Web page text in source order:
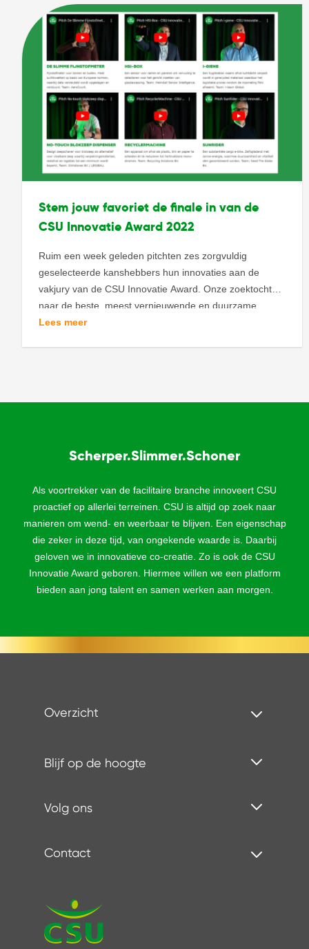
inzet […]
Stem jouw favoriet de finale in van de
CSU Innovatie Award 2022
Ruim een week geleden pitchten zes zorgvuldig
geselecteerde kanshebbers hun innovaties aan de
vakjury van de CSU Innovatie Award. Onze zoektocht
naar de beste, meest vernieuwende en duurzame
innovaties voor de facilitaire branche. De jury wijst twee
Lees meer
Scherper.Slimmer.Schoner
Als voortrekker van de facilitaire branche innoveert CSU
proactief op allerlei terreinen. CSU is altijd op zoek naar
manieren om wend- en weerbaar te blijven. Een eigenschap
die zeker in deze tijd, van ongekende waarde is. Daarbij
geloven we in innovatieve co-creatie. Zo is ook de CSU
Innovatie Award geboren. Hiermee willen we een platform
bieden aan jong talent en samen werken aan morgen.
Overzicht
Blijf op de hoogte
Volg ons
Contact